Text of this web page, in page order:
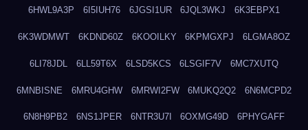
6HWL9A3P 6I5IUH76 6JGSI1UR 6JQL3WKJ 6K3EBPX1
6K3WDMWT 6KDND60Z 6KOOILKY 6KPMGXPJ 6LGMA8OZ
6LI78JDL 6LL59T6X 6LSD5KCS 6LSGIF7V 6MC7XUTQ
6MNBISNE 6MRU4GHW 6MRWI2FW 6MUKQ2Q2 6N6MCPD2
6N8H9PB2 6NS1JPER 6NTR3U7I 6OXMG49D 6PHYGAFF